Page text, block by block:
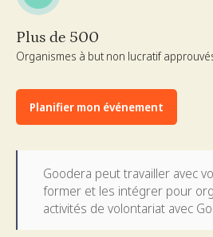
Plus de 500
Organismes à but non lucratif
Planifier mon événement
Goodera peut travailler avec
former et les intégrer pour
activités de volontariat avec